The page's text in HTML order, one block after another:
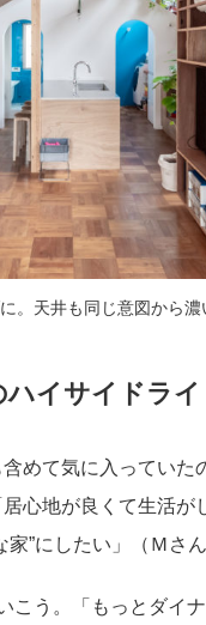
。天井も同じ意図から濃
ハイサイドライ
めて気に入ってい
心地が良くて生活が
”にしたい」（Ｍさ
こう。「もっとダイ